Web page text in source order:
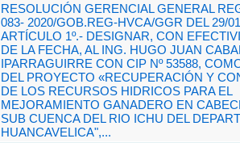
RESOLUCIÓN GERENCIAL GENERAL
083- 2020/GOB.REG-HVCA/GGR DEL 29/
ARTÍCULO 1º.- DESIGNAR, CON
DE LA FECHA, AL ING. HUGO JUAN
IPARRAGUIRRE CON CIP Nº 53588,
DEL PROYECTO «RECUPERACIÓN Y
DE LOS RECURSOS HIDRICOS PARA EL
MEJORAMIENTO GANADERO EN
SUB CUENCA DEL RIO ICHU DEL
HUANCAVELICA",...